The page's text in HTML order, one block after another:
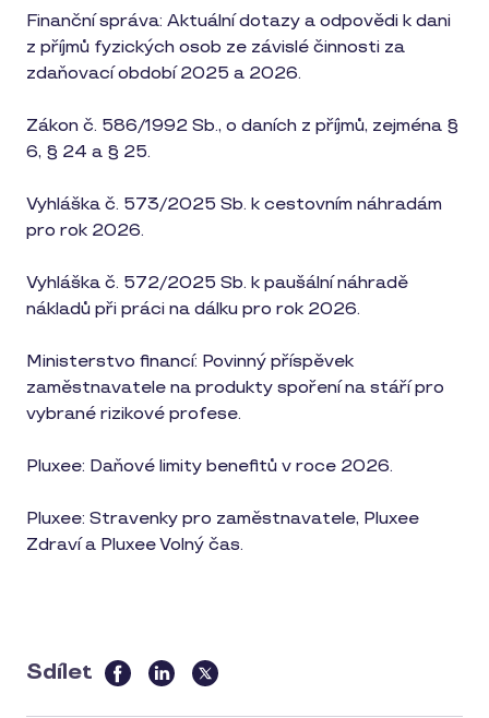
Finanční správa: Aktuální dotazy a odpovědi k dani
z příjmů fyzických osob ze závislé činnosti za
zdaňovací období 2025 a 2026.
Zákon č. 586/1992 Sb., o daních z příjmů, zejména §
6, § 24 a § 25.
Vyhláška č. 573/2025 Sb. k cestovním náhradám
pro rok 2026.
Vyhláška č. 572/2025 Sb. k paušální náhradě
nákladů při práci na dálku pro rok 2026.
Ministerstvo financí: Povinný příspěvek
zaměstnavatele na produkty spoření na stáří pro
vybrané rizikové profese.
Pluxee: Daňové limity benefitů v roce 2026.
Pluxee: Stravenky pro zaměstnavatele, Pluxee
Zdraví a Pluxee Volný čas.
Sdílet
this